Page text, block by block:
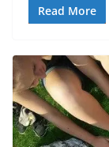
Read More